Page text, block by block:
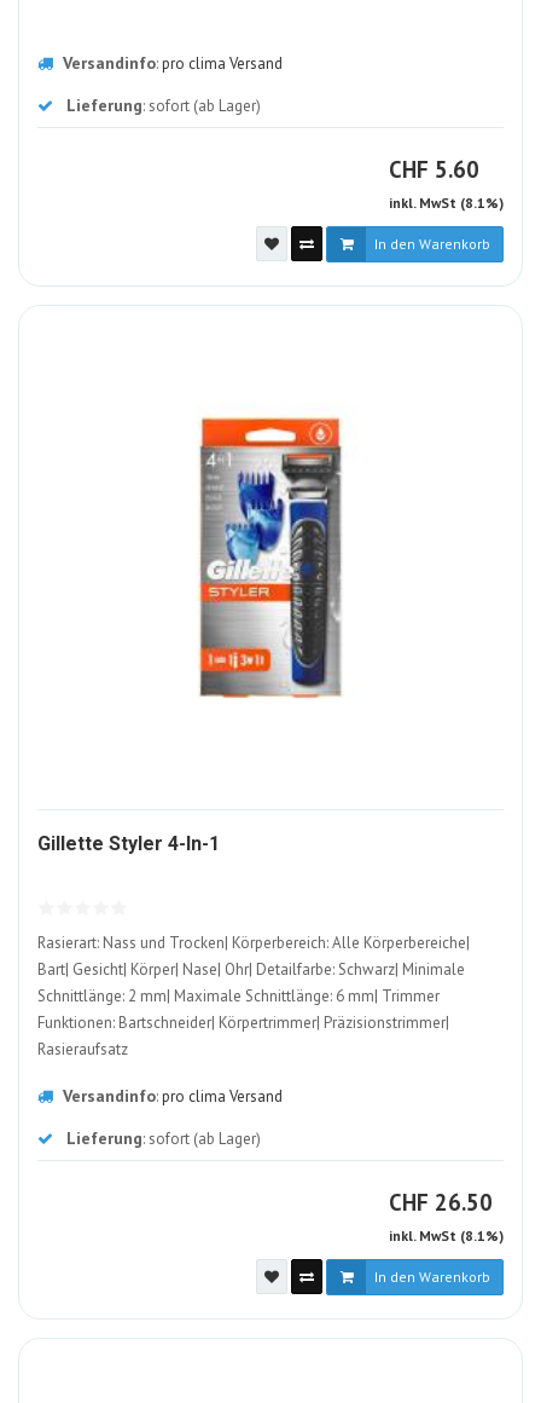
Versandinfo:pro clima Versand
Lieferung: sofort (ab Lager)
CHF CHF
5.60
inkl. MwSt (8.1%)
In den Warenkorb
Gillette Styler 4-In-1
Rasierart: Nass und Trocken| Körperbereich: Alle Körperbereiche|
Bart| Gesicht| Körper| Nase| Ohr| Detailfarbe: Schwarz| Minimale
Schnittlänge: 2 mm| Maximale Schnittlänge: 6 mm| Trimmer
Funktionen: Bartschneider| Körpertrimmer| Präzisionstrimmer|
Rasieraufsatz
Versandinfo:pro clima Versand
Lieferung: sofort (ab Lager)
CHF CHF
26.50
inkl. MwSt (8.1%)
In den Warenkorb